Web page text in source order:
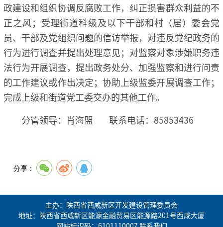
政建设和组织协调反腐败工作，纠正损害群众利益的不
正之风；受理街道科级及以下干部和村（居）委会党
员、干部及党组织问题的信访举报，对违反党纪政务的
行为进行调查并提出处理意见；对监察对象涉嫌职务违
法行为开展调查，提出政务处分、加强监察和进行问责
的工作建议或作出决定；协助上级监委开展调查工作；
完成上级和街道党工委交办的其他工作。
分管领导：肖海盟 联系电话：85853436
分享：
主办：陕西省西咸新区开发建设管理委员会
地址：陕西省西咸新区能源金融贸易区能源路201号西咸大厦